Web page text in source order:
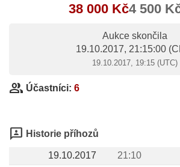
38 000 Kč4 500
Aukce skončila
19.10.2017, 21:15:00
19.10.2017, 19:15 (UTC)
group Účastníci: 6
3p Historie příhozů
19.10.2017 21:10